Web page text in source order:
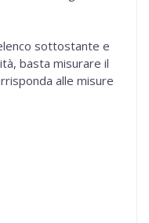
sottostante e
basta misurare il
alle misure